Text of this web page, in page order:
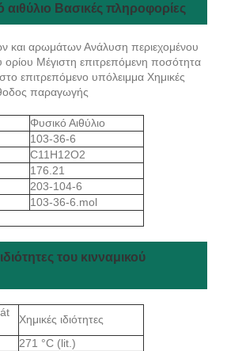
αιθύλιο Βασικές πληροφορίες
και αρωμάτων Ανάλυση περιεχομένου
ορίου Μέγιστη επιτρεπόμενη ποσότητα
επιτρεπόμενο υπόλειμμα Χημικές
παραγωγής
Φυσικό Αιθύλιο
103-36-6
C11H12O2
176.21
203-104-6
103-36-6.mol
του κινναμικού
Χημικές ιδιότητες
271 °C (lit.)